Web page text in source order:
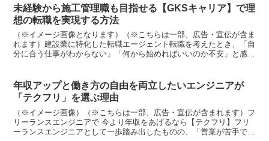
未経験から施工管理職も目指せる【GKSキャリア】で理
想の転職を実現する方法
（※イメージ画像となります）（※こちらは一部、広告・宣伝が含ま
れます）建設業に特化した転職エージェント転職を考えたとき、「自
分に合う仕事がわからない」「何から始めればいいのか不安」と感じ
年収アップと働き方の自由を両立したいエンジニアが
「テクフリ」を選ぶ理由
（※イメージ画像）（※こちらは一部、広告・宣伝が含まれます）フ
リーランスエンジニアで 今より年収をあげるなら【テクフリ】フリ
ーランスエンジニアとして一歩踏み出したものの、「営業が苦手で案